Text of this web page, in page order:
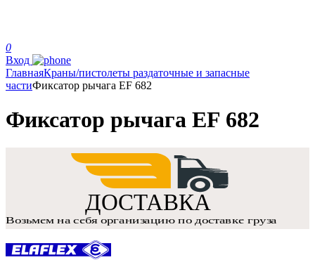
0
Вход
ГлавнаяКраны/пистолеты раздаточные и запасные
частиФиксатор рычага EF 682
Фиксатор рычага EF 682